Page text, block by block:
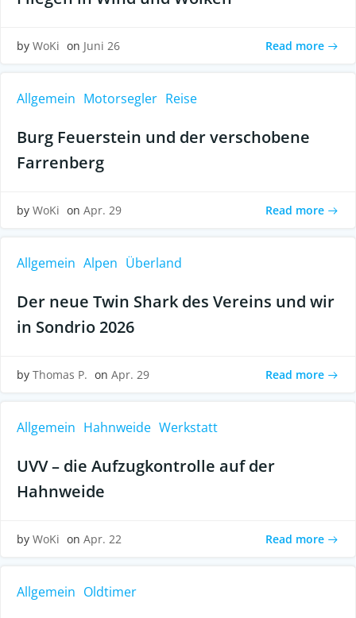
by WoKi on Juni 26 Read more
Allgemein Motorsegler Reise
Burg Feuerstein und der verschobene
Farrenberg
by WoKi on Apr. 29 Read more
Allgemein Alpen Überland
Der neue Twin Shark des Vereins und wir
in Sondrio 2026
by Thomas P. on Apr. 29 Read more
Allgemein Hahnweide Werkstatt
UVV – die Aufzugkontrolle auf der
Hahnweide
by WoKi on Apr. 22 Read more
Allgemein Oldtimer